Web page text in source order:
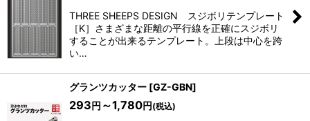
THREE SHEEPS DESIGN スジボリテンプレート
［K］さまざまな距離の平行線を正確にスジボリ
することが出来るテンプレート。上段は中心を跨
い…
グランツカッター [GZ-GBN]
293 円 ～1,780円 (税込)